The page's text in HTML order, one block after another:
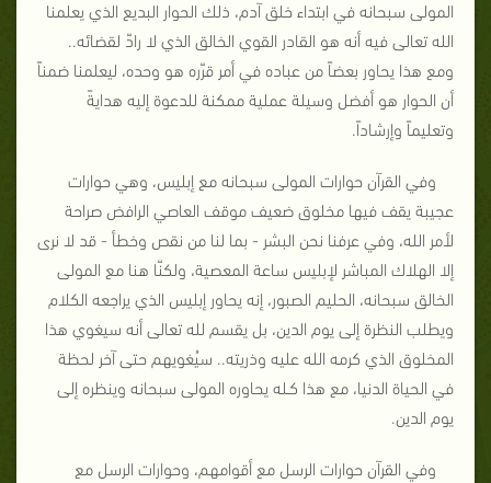
المولى سبحانه في ابتداء خلق آدم، ذلك الحوار البديع الذي يعلمنا
الله تعالى فيه أنه هو القادر القوي الخالق الذي لا رادّ لقضائه..
ومع هذا يحاور بعضاً من عباده في أمر قرّره هو وحده، ليعلمنا ضمناً
أن الحوار هو أفضل وسيلة عملية ممكنة للدعوة إليه هدايةً
وتعليماً وإرشاداً.
وفي القرآن حوارات المولى سبحانه مع إبليس، وهي حوارات
عجيبة يقف فيها مخلوق ضعيف موقف العاصي الرافض صراحة
لأمر الله، وفي عرفنا نحن البشر - بما لنا من نقص وخطأ - قد لا نرى
إلا الهلاك المباشر لإبليس ساعة المعصية، ولكنّا هنا مع المولى
الخالق سبحانه، الحليم الصبور، إنه يحاور إبليس الذي يراجعه الكلام
ويطلب النظرة إلى يوم الدين، بل يقسم لله تعالى أنه سيغوي هذا
المخلوق الذي كرمه الله عليه وذريته.. سيُغويهم حتى آخر لحظة
في الحياة الدنيا، مع هذا كـله يحاوره المولى سبحانه وينظره إلى
يوم الدين.
وفي القرآن حوارات الرسل مع أقوامهم، وحوارات الرسل مع